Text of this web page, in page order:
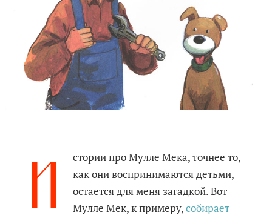
И
стории про Мулле Мека, точнее то,
как они воспринимаются детьми,
остается для меня загадкой. Вот
Мулле Мек, к примеру,собирает